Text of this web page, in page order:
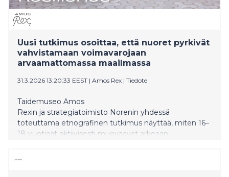
Uusi tutkimus osoittaa, että nuoret pyrkivät
vahvistamaan voimavarojaan
arvaamattomassa maailmassa
31.3.2026 13:20:33 EEST | Amos Rex | Tiedote
Taidemuseo Amos
Rexin ja strategiatoimisto Norenin yhdessä
toteuttama etnografinen tutkimus näyttää, miten 16–
18-vuotiaat aktiivisesti muovaavat arkeaan